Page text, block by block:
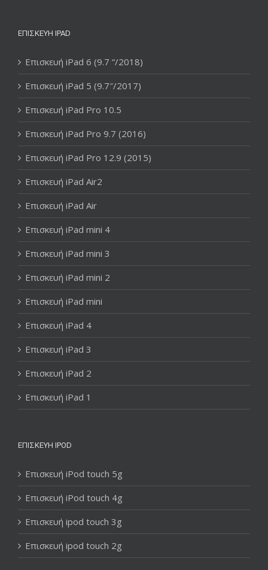
ΕΠΙΣΚΕΥΉ IPAD
Επισκευή iPad 6 (9.7 “/2018)
Επισκευή iPad 5 (9.7″/2017)
Επισκευή iPad Pro 10.5
Επισκευή iPad Pro 9.7 (2016)
Επισκευή iPad Pro 12.9 (2015)
Επισκευή iPad Air2
Επισκευή iPad Air
Επισκευή iPad mini 4
Επισκευή iPad mini 3
Επισκευή iPad mini 2
Επισκευή iPad mini
Επισκευή iPad 4
Επισκευή iPad 3
Επισκευή iPad 2
Επισκευή iPad 1
ΕΠΙΣΚΕΥΉ IPOD
Επισκευή iPod touch 5g
Επισκευή iPod touch 4g
Επισκευή ipod touch 3g
Επισκευή ipod touch 2g